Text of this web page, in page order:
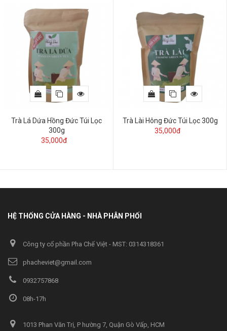
Trà Lá Dứa Hồng Đức Túi Lọc
300g
35,000đ
Trà Lài Hông Đức Túi Lọc 300g
35,000đ
HỆ THỐNG CỬA HÀNG - NHÀ PHÂN PHỐI
Công ty cổ phần Pha Chế Việt - MST: 0314318361
phacheviet@gmail.com
0932757868
08h-17h
1013 Phan Văn Trị, P hường 7, Quận Gò Vấp, HCM